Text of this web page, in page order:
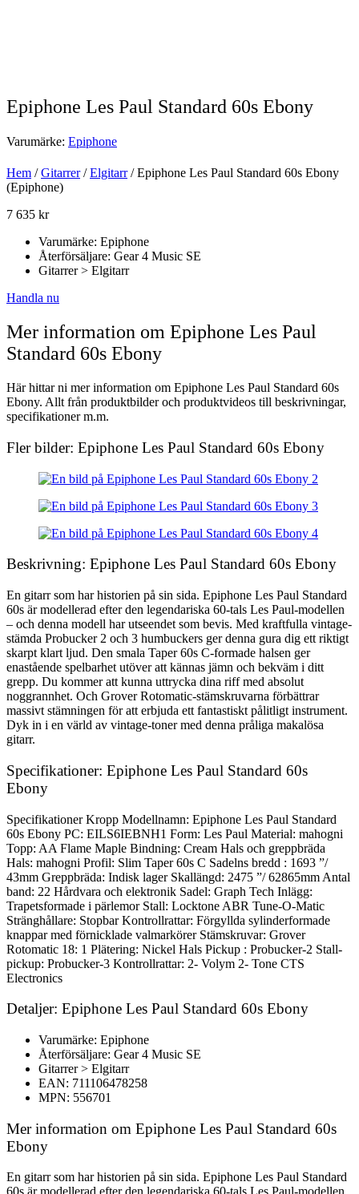
Epiphone Les Paul Standard 60s Ebony
Varumärke: Epiphone
Hem /Gitarrer/Elgitarr/ Epiphone Les Paul Standard 60s Ebony
(Epiphone)
7 635 kr
Varumärke: Epiphone
Återförsäljare: Gear 4 Music SE
Gitarrer > Elgitarr
Handla nu
Mer information om Epiphone Les Paul
Standard 60s Ebony
Här hittar ni mer information om Epiphone Les Paul Standard 60s
Ebony. Allt från produktbilder och produktvideos till beskrivningar,
specifikationer m.m.
Fler bilder: Epiphone Les Paul Standard 60s Ebony
Beskrivning: Epiphone Les Paul Standard 60s Ebony
En gitarr som har historien på sin sida. Epiphone Les Paul Standard
60s är modellerad efter den legendariska 60-tals Les Paul-modellen
– och denna modell har utseendet som bevis. Med kraftfulla vintage-
stämda Probucker 2 och 3 humbuckers ger denna gura dig ett riktigt
skarpt klart ljud. Den smala Taper 60s C-formade halsen ger
enastående spelbarhet utöver att kännas jämn och bekväm i ditt
grepp. Du kommer att kunna uttrycka dina riff med absolut
noggrannhet. Och Grover Rotomatic-stämskruvarna förbättrar
massivt stämningen för att erbjuda ett fantastiskt pålitligt instrument.
Dyk in i en värld av vintage-toner med denna pråliga makalösa
gitarr.
Specifikationer: Epiphone Les Paul Standard 60s
Ebony
Specifikationer Kropp Modellnamn: Epiphone Les Paul Standard
60s Ebony PC: EILS6IEBNH1 Form: Les Paul Material: mahogni
Topp: AA Flame Maple Bindning: Cream Hals och greppbräda
Hals: mahogni Profil: Slim Taper 60s C Sadelns bredd : 1693 ”/
43mm Greppbräda: Indisk lager Skallängd: 2475 ”/ 62865mm Antal
band: 22 Hårdvara och elektronik Sadel: Graph Tech Inlägg:
Trapetsformade i pärlemor Stall: Locktone ABR Tune-O-Matic
Stränghållare: Stopbar Kontrollrattar: Förgyllda sylinderformade
knappar med förnicklade valmarkörer Stämskruvar: Grover
Rotomatic 18: 1 Plätering: Nickel Hals Pickup : Probucker-2 Stall-
pickup: Probucker-3 Kontrollrattar: 2- Volym 2- Tone CTS
Electronics
Detaljer: Epiphone Les Paul Standard 60s Ebony
Varumärke: Epiphone
Återförsäljare: Gear 4 Music SE
Gitarrer > Elgitarr
EAN: 711106478258
MPN: 556701
Mer information om Epiphone Les Paul Standard 60s
Ebony
En gitarr som har historien på sin sida. Epiphone Les Paul Standard